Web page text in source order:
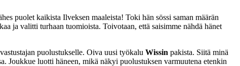
puolet kaikista Ilveksen maaleista! Toki hän sössi saman määrän
ja valitti turhaan tuomioista. Toivotaan, että saisimme nähdä hänet
puolustukselle. Oiva uusi työkalu Wissin pakista. Siitä minä
Joukkue luotti häneen, mikä näkyi puolustuksen varmuutena etenkin